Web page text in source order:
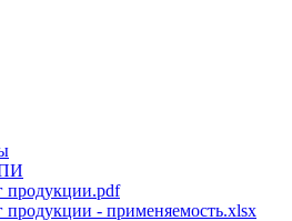
продукции.pdf
- применяемость.xlsx